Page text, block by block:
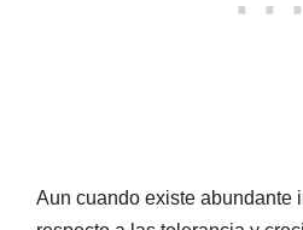
Aun cuando existe abundante